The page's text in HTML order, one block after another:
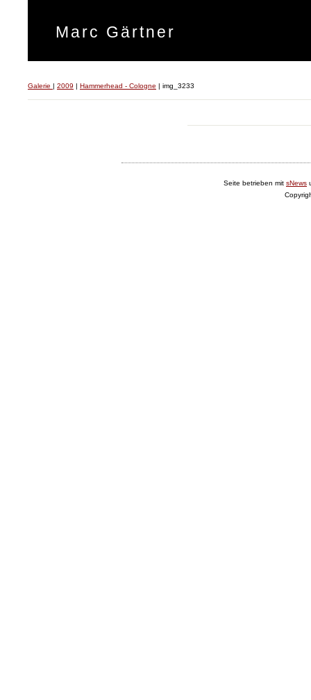
Marc Gärtner
Galerie | 2009 | Hammerhead - Cologne | img_3233
Seite betrieben mit sNews